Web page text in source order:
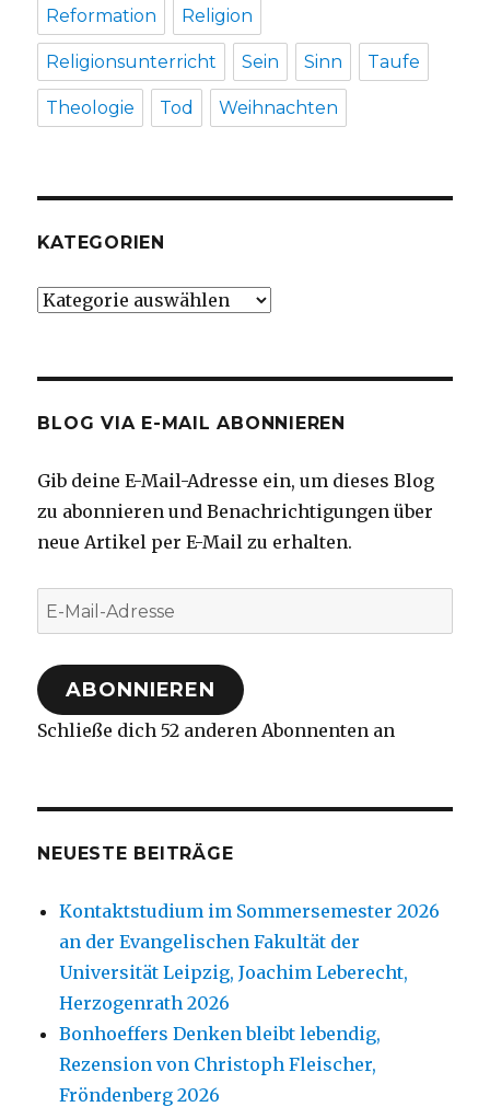
Reformation Religion
Religionsunterricht Sein Sinn Taufe
Theologie Tod Weihnachten
KATEGORIEN
Kategorien
BLOG VIA E-MAIL ABONNIEREN
Gib deine E-Mail-Adresse ein, um dieses Blog
zu abonnieren und Benachrichtigungen über
neue Artikel per E-Mail zu erhalten.
E-
Mail-
Adresse
ABONNIEREN
Schließe dich 52 anderen Abonnenten an
NEUESTE BEITRÄGE
Kontaktstudium im Sommersemester 2026
an der Evangelischen Fakultät der
Universität Leipzig, Joachim Leberecht,
Herzogenrath 2026
Bonhoeffers Denken bleibt lebendig,
Rezension von Christoph Fleischer,
Fröndenberg 2026